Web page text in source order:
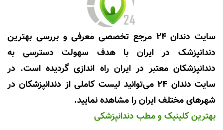
سایت دندان 24 مرجع تخصصی معرفی و بررسی بهترین
دندانپزشک در ایران با هدف سهولت دسترسی به
دندانپزشکان معتبر در ایران راه اندازی گردیده است. در
سایت دندان 24 می‌توانید لیست کاملی از دندانپزشکان در
شهرهای مختلف ایران را مشاهده نمایید.
بهترین کلینیک و مطب دندانپزشکی